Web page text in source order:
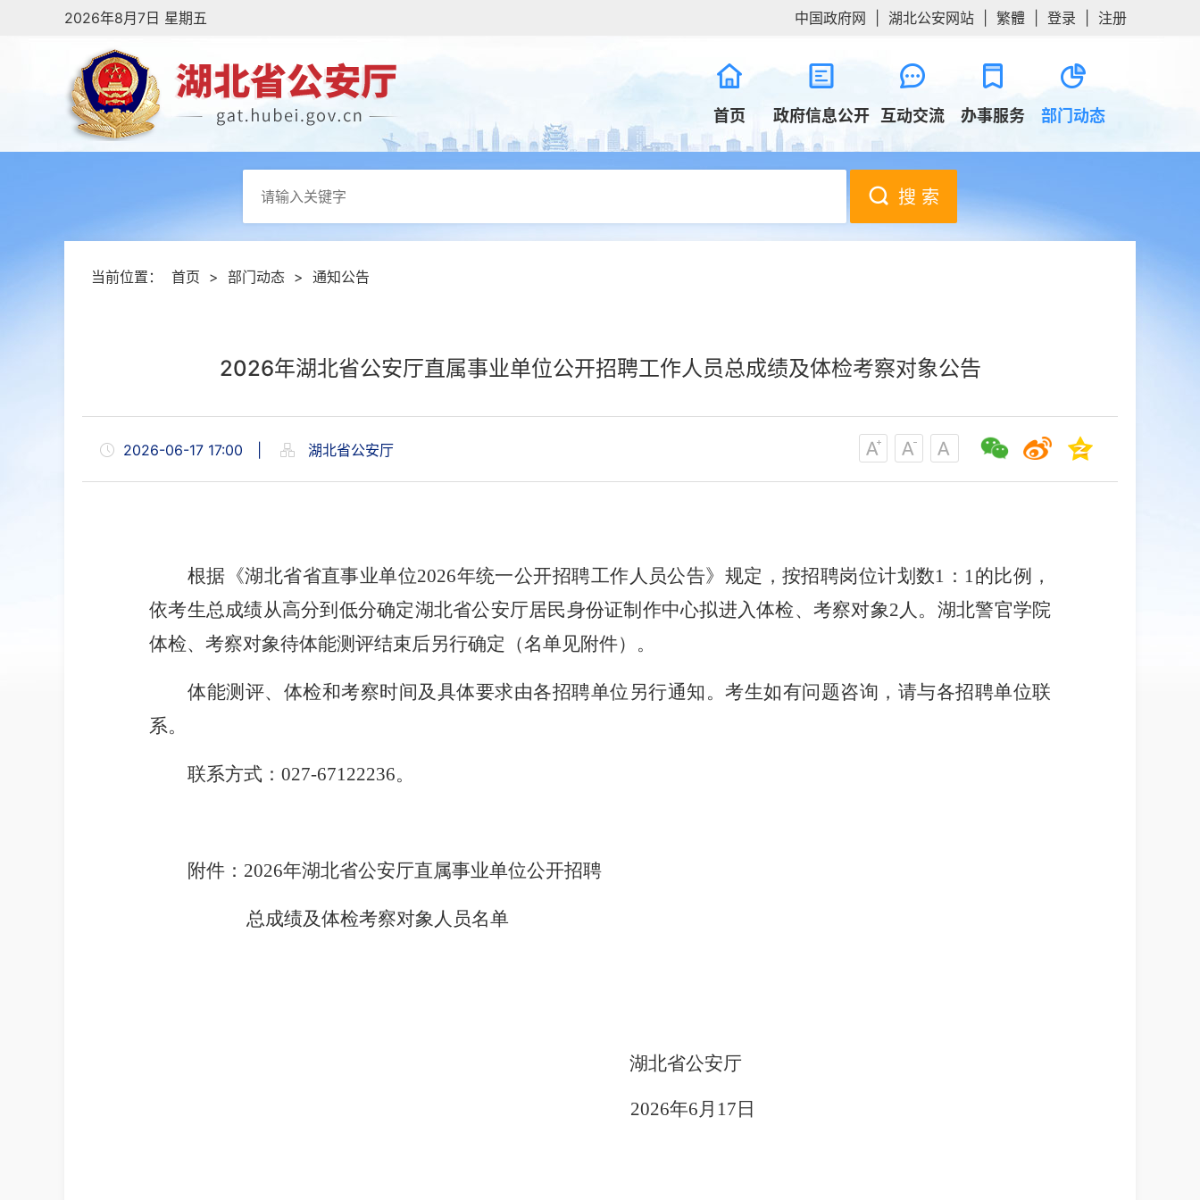
2026年8月7日 星期五 中国政府网 湖北公安网站 繁體 登录 注册
首页 政府信息公开 互动交流 办事服务 部门动态
搜 索
当前位置： 首页 > 部门动态 > 通知公告
2026年湖北省公安厅直属事业单位公开招聘工作人员总成绩及体检考察对象公告
2026-06-17 17:00 湖北省公安厅
根据《湖北省省直事业单位2026年统一公开招聘工作人员公告》规定，按招聘岗位计划数1 ： 1 的比例，
依考生总成绩从高分到低分确定湖北省公安厅居民身份证制作中心拟进入体检、考察对象2 人。湖北警官学院
体检、考察对象待体能测评结束后另行确定（名单见附件）。
体能测评、体检和考察时间及具体要求由各招聘单位另行通知。考生如有问题咨询，请与各招聘单位联
系。
联系方式： 027-67122236。
附件： 2026年湖北省公安厅直属事业单位公开招聘
总成绩及体检考察对象人员名单
湖北省公安厅
2026年6 月 17 日